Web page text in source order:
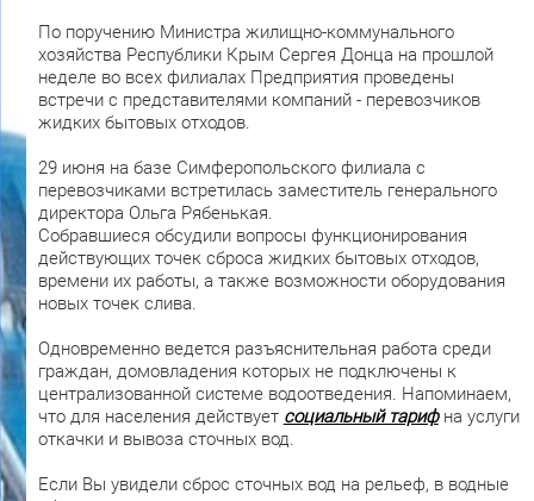
По поручению Министра жилищно-коммунального
хозяйства Республики Крым Сергея Донца на прошлой
неделе во всех филиалах Предприятия проведены
встречи с представителями компаний - перевозчиков
жидких бытовых отходов.
29 июня на базе Симферопольского филиала с
перевозчиками встретилась заместитель генерального
директора Ольга Рябенькая.
Собравшиеся обсудили вопросы функционирования
действующих точек сброса жидких бытовых отходов,
времени их работы, а также возможности оборудования
новых точек слива.
Одновременно ведется разъяснительная работа среди
граждан, домовладения которых не подключены к
централизованной системе водоотведения. Напоминаем,
что для населения действует социальный тарифна услуги
откачки и вывоза сточных вод.
Если Вы увидели сброс сточных вод на рельеф, в водные